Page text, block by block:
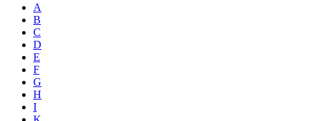
A
B
C
D
E
F
G
H
I